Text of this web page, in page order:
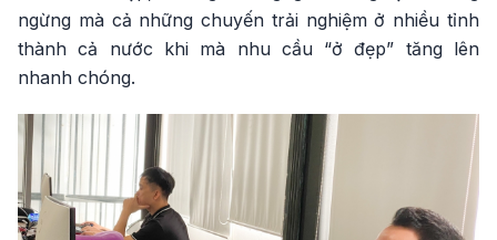
ngừng mà cả những chuyến trải nghiệm ở nhiều tỉnh
thành cả nước khi mà nhu cầu “ở đẹp” tăng lên
nhanh chóng.